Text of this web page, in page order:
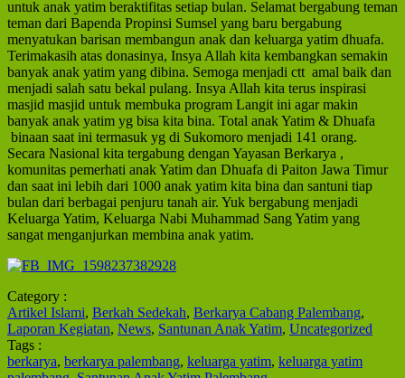
untuk anak yatim beraktifitas setiap bulan. Selamat bergabung teman
teman dari Bapenda Propinsi Sumsel yang baru bergabung
menyatukan barisan membangun anak dan keluarga yatim dhuafa.
Terimakasih atas donasinya, Insya Allah kita kembangkan semakin
banyak anak yatim yang dibina. Semoga menjadi ctt amal baik dan
menjadi salah satu bekal pulang. Insya Allah kita terus inspirasi
masjid masjid untuk membuka program Langit ini agar makin
banyak anak yatim yg bisa kita bina. Total anak Yatim & Dhuafa
binaan saat ini termasuk yg di Sukomoro menjadi 141 orang.
Secara Nasional kita tergabung dengan Yayasan Berkarya ,
komunitas pemerhati anak Yatim dan Dhuafa di Paiton Jawa Timur
dan saat ini lebih dari 1000 anak yatim kita bina dan santuni tiap
bulan dari berbagai penjuru tanah air. Yuk bergabung menjadi
Keluarga Yatim, Keluarga Nabi Muhammad Sang Yatim yang
sangat menganjurkan membina anak yatim.
Category :
Artikel Islami, Berkah Sedekah, Berkarya Cabang Palembang,
Laporan Kegiatan, News, Santunan Anak Yatim, Uncategorized
Tags :
berkarya, berkarya palembang, keluarga yatim, keluarga yatim